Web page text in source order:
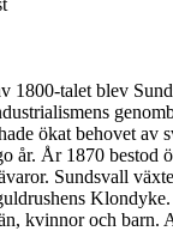
1800-talet blev
ökat behovet av
år. År 1870 bestod
Sundsvall
kvinnor och barn.